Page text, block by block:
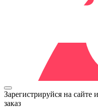
Зарегистрируйся на сайте и
заказ